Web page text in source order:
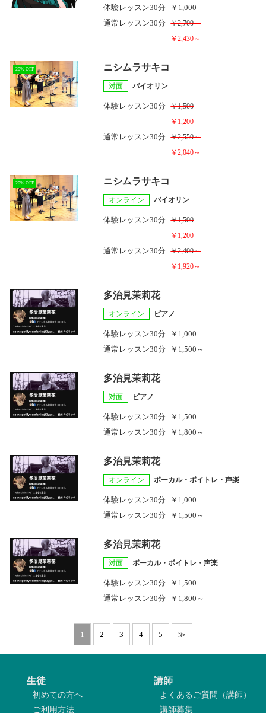
体験レッスン30分
￥1,000
通常レッスン30分
￥2,700～
￥2,430～
20% OFF ニシムラサキコ
対面 バイオリン
体験レッスン30分
￥1,500
￥1,200
通常レッスン30分
￥2,550～
￥2,040～
20% OFF ニシムラサキコ
オンライン バイオリン
体験レッスン30分
￥1,500
￥1,200
通常レッスン30分
￥2,400～
￥1,920～
多治見茉莉花
オンライン ピアノ
体験レッスン30分
￥1,000
通常レッスン30分 ￥1,500～
多治見茉莉花
対面 ピアノ
体験レッスン30分
￥1,500
通常レッスン30分 ￥1,800～
多治見茉莉花
オンライン ボーカル・ボイトレ・声楽
体験レッスン30分
￥1,000
通常レッスン30分 ￥1,500～
多治見茉莉花
対面 ボーカル・ボイトレ・声楽
体験レッスン30分
￥1,500
通常レッスン30分 ￥1,800～
1 2 3 4 5 ≫
生徒
初めての方へ
ご利用方法
講師
よくあるご質問（講師）
講師募集